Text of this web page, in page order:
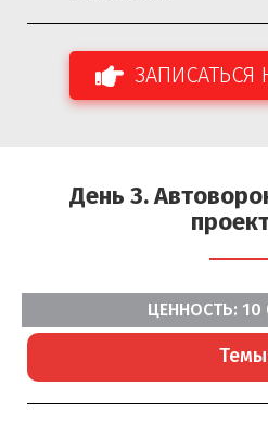
ЗАПИСАТЬСЯ
День 3.
ЦЕННОСТЬ: 10
Темы